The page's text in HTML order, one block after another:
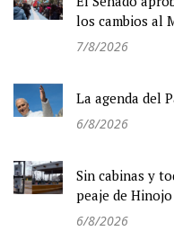
los cambios al
7/8/2026
La agenda del
6/8/2026
Sin cabinas y
peaje de Hinojo
6/8/2026